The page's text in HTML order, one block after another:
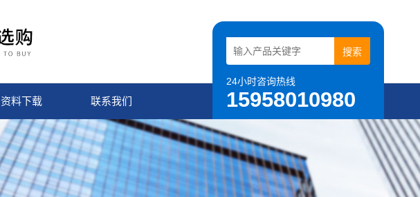
24小时咨询热线
15958010980
资料下载 联系我们